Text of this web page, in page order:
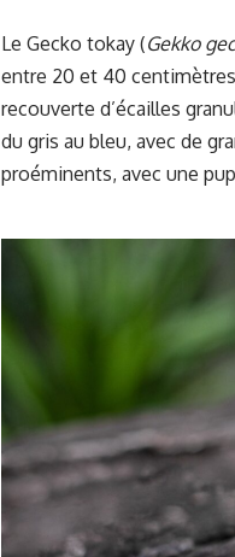
Le Gecko tokay (Gekko
entre 20 et 40
recouverte d’écailles
du gris au bleu, avec de
proéminents, avec une